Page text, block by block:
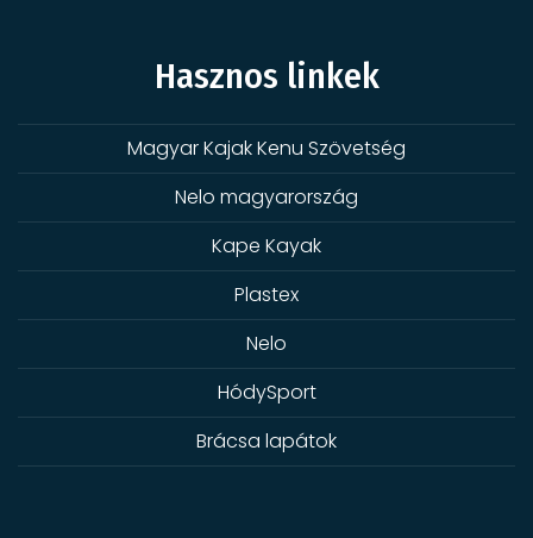
Hasznos linkek
Magyar Kajak Kenu Szövetség
Nelo magyarország
Kape Kayak
Plastex
Nelo
HódySport
Brácsa lapátok